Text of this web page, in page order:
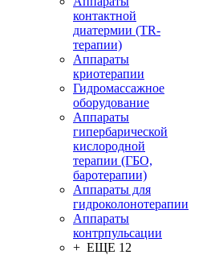
контактной
диатермии (TR-
терапии)
Аппараты
криотерапии
Гидромассажное
оборудование
Аппараты
гипербарической
кислородной
терапии (ГБО,
баротерапии)
Аппараты для
гидроколонотерапии
Аппараты
контрпульсации
+ ЕЩЕ 12